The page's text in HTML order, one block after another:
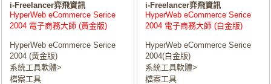
i-Freelancer弈飛資訊
HyperWeb eCommerce Serice
2004 電子商務大師 (黃金版)
HyperWeb eCommerce Serice
2004 (黃金版)
系統工具軟體>
檔案工具
i-Freelancer弈飛資訊
HyperWeb eCommerce Serice
2004 電子商務大師 (白金版)
HyperWeb eCommerce Serice
2004(白金版)
系統工具軟體>
檔案工具